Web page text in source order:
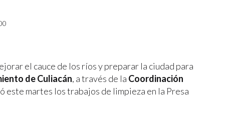
el cauce de los ríos y preparar la ciudad para
de Culiacán, a través de la Coordinación
este martes los trabajos de limpieza en la Presa